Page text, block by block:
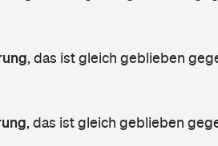
, das ist gleich geblieben
, das ist gleich geblieben